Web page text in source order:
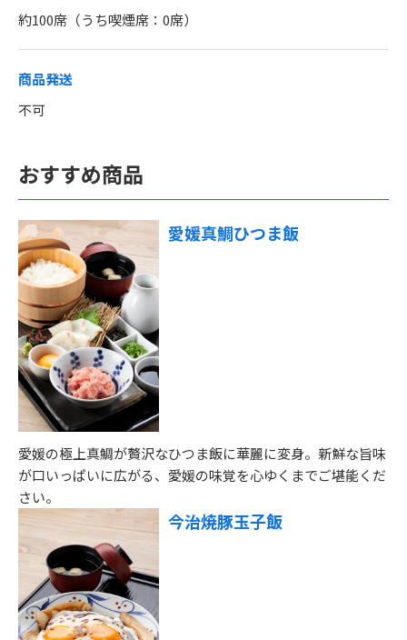
約100席（うち喫煙席：0席）
商品発送
不可
おすすめ商品
愛媛真鯛ひつま飯
愛媛の極上真鯛が贅沢なひつま飯に華麗に変身。新鮮な旨味
が口いっぱいに広がる、愛媛の味覚を心ゆくまでご堪能くだ
さい。
今治焼豚玉子飯